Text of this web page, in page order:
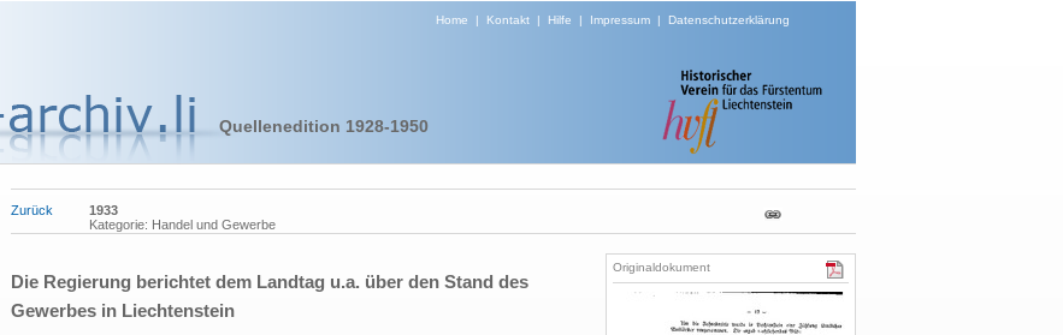
Home | Kontakt| Hilfe | Impressum| Datenschutzerklärung
Quellenedition 1928-1950
Zurück
1933
Kategorie: Handel und Gewerbe
Die Regierung berichtet dem Landtag u.a. über den Stand des
Gewerbes in Liechtenstein
Originaldokument